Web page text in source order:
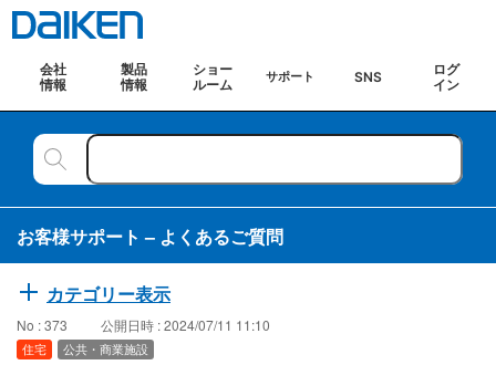
会社
情報
製品
情報
ショー
ルーム
サポート SNS
ログ
イン
お客様サポート – よくあるご質問
カテゴリー表示
No : 373 公開日時 : 2024/07/11 11:10
住宅 公共・商業施設